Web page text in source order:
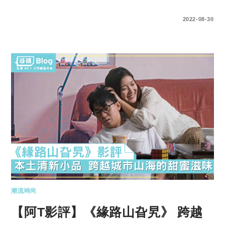
2022-08-30
潮流時尚
【阿T影評】《緣路山旮旯》 跨越